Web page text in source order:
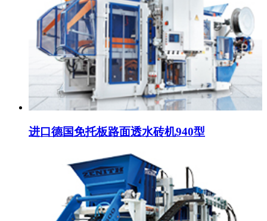
进口德国免托板路面透水砖机940型